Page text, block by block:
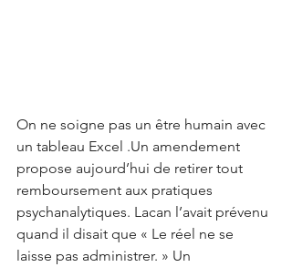
On ne soigne pas un être humain avec
un tableau Excel .Un amendement
propose aujourd’hui de retirer tout
remboursement aux pratiques
psychanalytiques. Lacan l’avait prévenu
quand il disait que « Le réel ne se
laisse pas administrer. » Un